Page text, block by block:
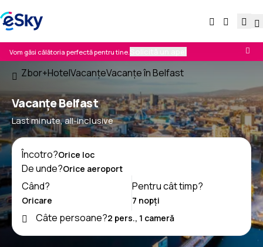
Vom găsi călătoria perfectă pentru tine.
Zbor+HotelVacanţeVacanţe în Belfast
Vacanţe Belfast
Last minute, all-inclusive
Încotro?
De unde?
Când?
Pentru cât timp?
Câte persoane?